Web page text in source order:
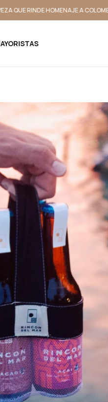
RINDE HOMENAJE A COLOMBIA